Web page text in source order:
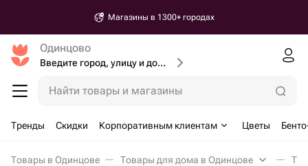
Магазины в 1300+ городах
Одинцово
Введите город, улицу и дом доставки
Найти товары и магазины
Тренды Скидки Корпоративным клиентам Цветы
Товары в Одинцове Товары для дома в Одинцове